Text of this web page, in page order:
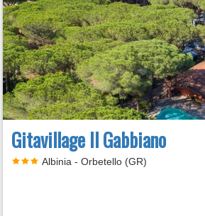
Gitavillage Il Gabbiano
Albinia - Orbetello (GR)